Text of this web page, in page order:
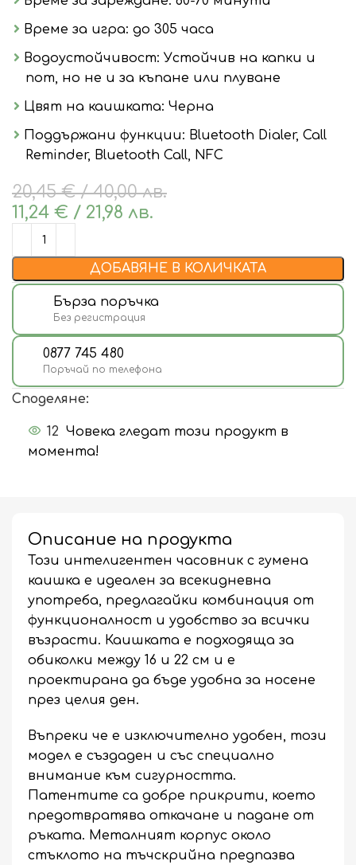
Време за игра: до 305 часа
Водоустойчивост: Устойчив на капки и
пот, но не и за къпане или плуване
Цвят на каишката: Черна
Поддържани функции: Bluetooth Dialer, Call
Reminder, Bluetooth Call, NFC
20,45€/ 40,00 лв.
11,24€ / 21,98 лв.
ДОБАВЯНЕ В КОЛИЧКАТА
Бърза поръчка
Без регистрация
0877 745 480
Поръчай по телефона
Споделяне:
12 Човека гледат този продукт в
момента!
Описание на продукта
Този интелигентен часовник с гумена
каишка е идеален за всекидневна
употреба, предлагайки комбинация от
функционалност и удобство за всички
възрасти. Каишката е подходяща за
обиколки между 16 и 22 см и е
проектирана да бъде удобна за носене
през целия ден.
Въпреки че е изключително удобен, този
модел е създаден и със специално
внимание към сигурността.
Патентите са добре прикрити, което
предотвратява откачане и падане от
ръката. Металният корпус около
стъклото на тъчскрийна предпазва